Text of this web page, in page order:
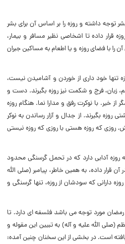
توجه داشته و روزه را بر اساس آن برای بشر
قرار داده تا اشخاصی نظیر مسافر و بیمار،
را با فضای روزه و یا اطعام به مساکین جبران
تنها خود داری از خوردن و آشامیدن نیست،
زبان، فرج و شکمت نیز روزه بگیرند. دست و
خیر. با نوکرت رفق و مدارا نما. هنگام روزه
روزه بگیرند. از جدال و آزار رساندن به نوکر
روزی که روزه هستی با روزی که روزه نیستی
روزه آدابی دارد که در تحمل گرسنگی محدود
قرار داده، به همین خاطر، پیامبر (صلی الله
دارانی که سودشان از روزه، تنها گرسنگی و
مورد توجه می‌ باشد فلسفه‌ ای دارد. تا
(صلی الله علیه و آله) به تبیین این مقوله و
است. در بخشی از این سخنان چنین آمده: